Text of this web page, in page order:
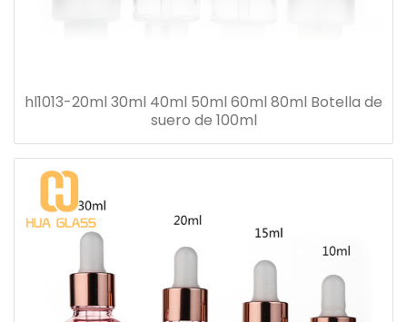
hl1013-20ml 30ml 40ml 50ml 60ml 80ml Botella de
suero de 100ml